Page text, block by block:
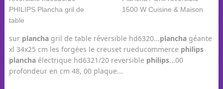
sur planchagril de table réversible hd6320...planchagéante
xl 34x25 cm les forgées le creuset rueducommerce philips
planchaélectrique hd6321/20 reversible philips...00
profondeur en cm 48, 00 plaque...